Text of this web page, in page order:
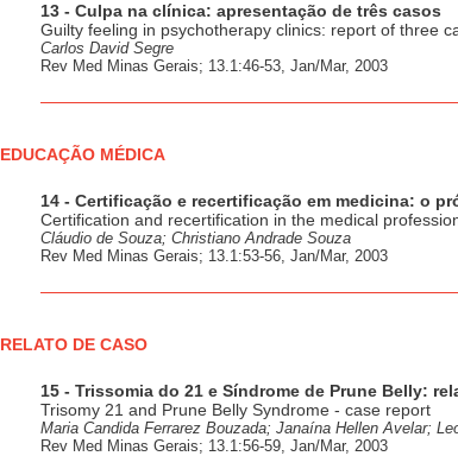
13 - Culpa na clínica: apresentação de três casos
Guilty feeling in psychotherapy clinics: report of three
Carlos David Segre
Rev Med Minas Gerais; 13.1:46-53, Jan/Mar, 2003
EDUCAÇÃO MÉDICA
14 - Certificação e recertificação em medicina: o
Certification and recertification in the medical
Cláudio de Souza; Christiano Andrade Souza
Rev Med Minas Gerais; 13.1:53-56, Jan/Mar, 2003
RELATO DE CASO
15 - Trissomia do 21 e Síndrome de Prune Belly:
Trisomy 21 and Prune Belly Syndrome - case report
Maria Candida Ferrarez Bouzada; Janaína Hellen Avelar;
Rev Med Minas Gerais; 13.1:56-59, Jan/Mar, 2003